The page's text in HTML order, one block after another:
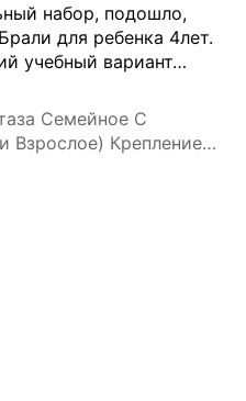
набор, подошло,
для ребенка 4лет.
учебный вариант…
Семейное С
Взрослое) Крепление
362 мм -Уклад